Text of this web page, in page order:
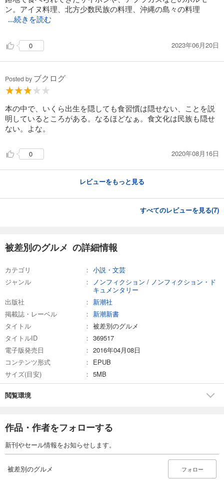
ン。アイヌ料理、北方少数民族の料理、沖縄の島々の料理
...続きを読む
0 2023年06月20日
Posted by ブクログ
本の中で、いくら出生を隠しても食習慣は隠せない、ことを説
明しているところがある。なるほどなぁ。食文化は民族も隠せ
ない。よな。
0 2020年08月16日
レビューをもっと見る
すべてのレビューを見る(7)
被差別のグルメ の詳細情報
カテゴリ
小説・文芸
ジャンル
ノンフィクション / ノンフィクション・ド
キュメンタリー
出版社
新潮社
掲載誌・レーベル
新潮新書
タイトル
被差別のグルメ
タイトルID
369517
電子版発売日
2016年04月08日
コンテンツ形式
EPUB
サイズ(目安)
5MB
閲覧環境
作品・作者をフォローする
新刊やセール情報をお知らせします。
被差別のグルメ フォロー